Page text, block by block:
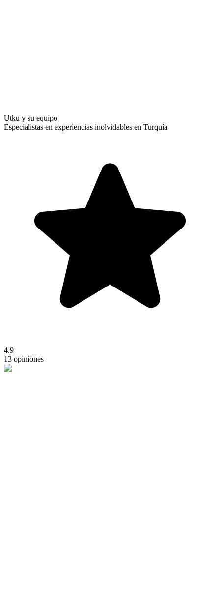
Utku y su equipo
Especialistas en experiencias inolvidables en Turquía
4.9
13 opiniones